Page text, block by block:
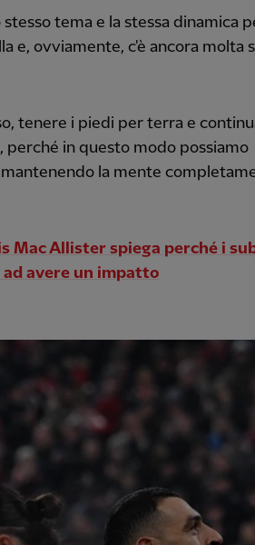
tema e la stessa dinamica
e, ovviamente, c'è ancora molta
tenere i piedi per terra e
perché in questo modo possiamo
la mente
Mac Allister spiega perché i
avere un impatto